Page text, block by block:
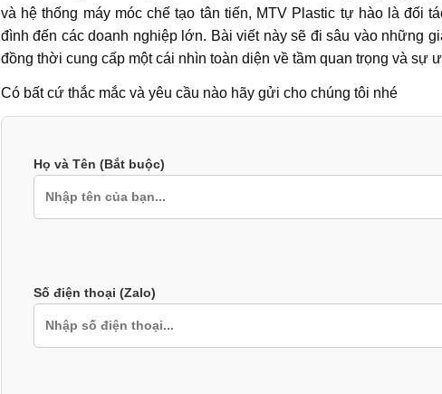
và hệ thống máy móc chế tạo tân tiến, MTV Plastic tự hào là đối
đình đến các doanh nghiệp lớn. Bài viết này sẽ đi sâu vào những
đồng thời cung cấp một cái nhìn toàn diện về tầm quan trọng và sự
Có bất cứ thắc mắc và yêu cầu nào hãy gửi cho chúng tôi nhé
Họ và Tên (Bắt buộc)
Số điện thoại (Zalo)